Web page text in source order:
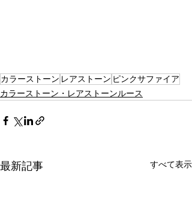
カラーストーン レアストーン ピンクサファイア
カラーストーン・レアストーンルース
最新記事 すべて表示